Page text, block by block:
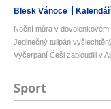
Blesk Vánoce
Noční můra v
Jedinečný tulipán
Vyčerpaní Češi zabloudili v
Sport